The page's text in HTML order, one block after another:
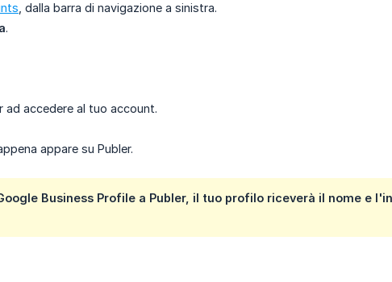
, dalla barra di navigazione a sinistra.
.
ad accedere al tuo account.
appare su Publer.
Business Profile a Publer, il tuo profilo riceverà il nome e